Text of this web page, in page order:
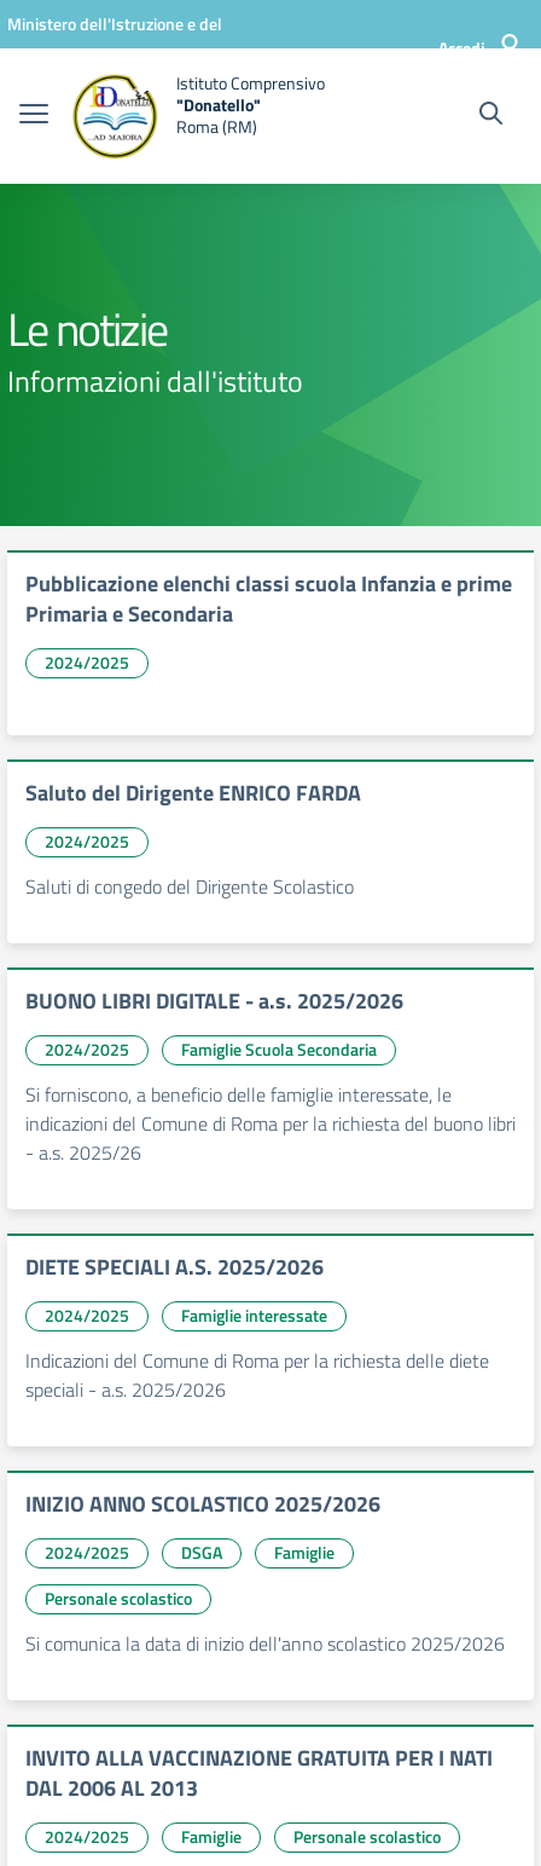
Vai ai contenuti
Vai al menu di navigazione
Vai al footer
Ministero dell'Istruzione e del
Accedi
Istituto Comprensivo
"Donatello"
Roma (RM)
Le notizie
Informazioni dall'istituto
Pubblicazione elenchi classi scuola Infanzia e prime
Primaria e Secondaria
2024/2025
Saluto del Dirigente ENRICO FARDA
2024/2025
Saluti di congedo del Dirigente Scolastico
BUONO LIBRI DIGITALE - a.s. 2025/2026
2024/2025 Famiglie Scuola Secondaria
Si forniscono, a beneficio delle famiglie interessate, le
indicazioni del Comune di Roma per la richiesta del buono libri
- a.s. 2025/26
DIETE SPECIALI A.S. 2025/2026
2024/2025 Famiglie interessate
Indicazioni del Comune di Roma per la richiesta delle diete
speciali - a.s. 2025/2026
INIZIO ANNO SCOLASTICO 2025/2026
2024/2025 DSGA
Famiglie
Personale scolastico
Si comunica la data di inizio dell'anno scolastico 2025/2026
INVITO ALLA VACCINAZIONE GRATUITA PER I NATI
DAL 2006 AL 2013
2024/2025 Famiglie Personale scolastico